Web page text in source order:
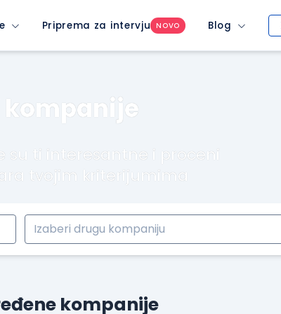
Priprema za intervju NOVO Blog
kompanije
su ti interesantne i proceni
tvojim kriterijumima
kompanije